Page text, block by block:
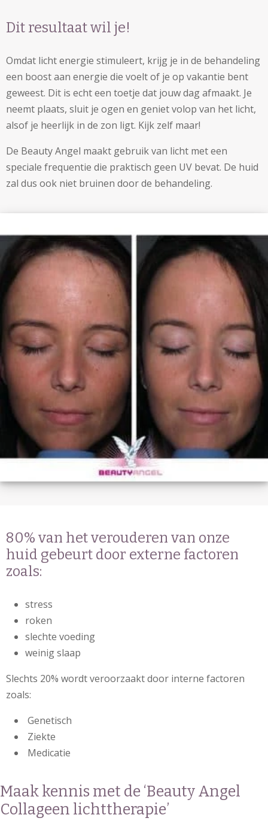
Dit resultaat wil je!
Omdat licht energie stimuleert, krijg je in de behandeling
een boost aan energie die voelt of je op vakantie bent
geweest. Dit is echt een toetje dat jouw dag afmaakt. Je
neemt plaats, sluit je ogen en geniet volop van het licht,
alsof je heerlijk in de zon ligt. Kijk zelf maar!
De Beauty Angel maakt gebruik van licht met een
speciale frequentie die praktisch geen UV bevat. De huid
zal dus ook niet bruinen door de behandeling.
80% van het verouderen van onze
huid gebeurt door externe factoren
zoals:
stress
roken
slechte voeding
weinig slaap
Slechts 20% wordt veroorzaakt door interne factoren
zoals:
Genetisch
Ziekte
Medicatie
Maak kennis met de ‘Beauty Angel
Collageen lichttherapie’